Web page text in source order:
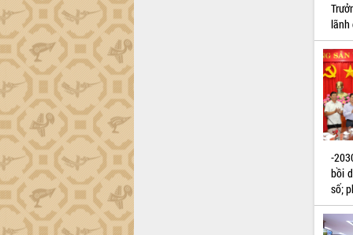
lãnh
-
bồi
số;